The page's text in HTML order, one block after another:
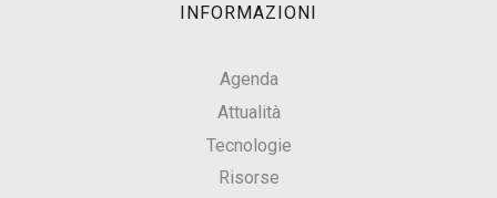
INFORMAZIONI
Agenda
Attualità
Tecnologie
Risorse